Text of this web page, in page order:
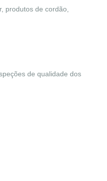
produtos de cordão,
de qualidade dos